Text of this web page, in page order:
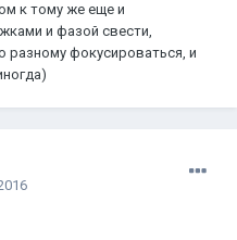
к тому же еще и
и фазой свести,
разному фокусироваться, и